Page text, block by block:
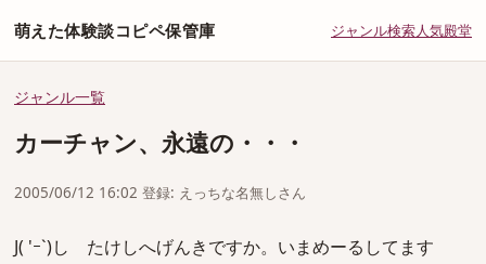
萌えた体験談コピペ保管庫 ジャンル検索人気殿堂
ジャンル一覧
カーチャン、永遠の・・・
2005/06/12 16:02 登録: えっちな名無しさん
J( 'ｰ`)し たけしへげんきですか。いまめーるしてます